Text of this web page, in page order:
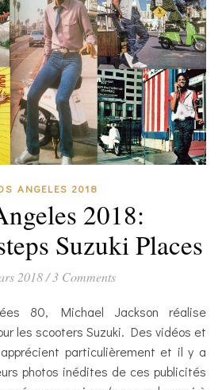
ANGELES 2018
2018:
Suzuki Places
2018/3 Comments
les scooters Suzuki. Des vidéos et
particulièrement et il y a
photos inédites de ces publicités